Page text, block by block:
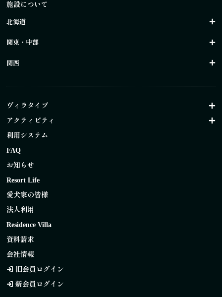
施設について
北海道
関東・中部
関西
ヴィラタイプ
アクティビティ
利用システム
FAQ
お知らせ
Resort Life
愛犬家の皆様
法人利用
Residence Villa
資料請求
会社情報
旧会員ログイン
新会員ログイン